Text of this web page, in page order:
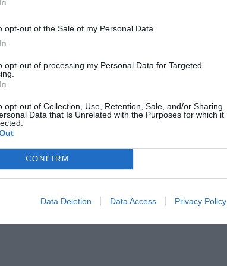
opt-out of the Sale of my Personal Data.
opt-out of processing my Personal Data for Targeted
opt-out of Collection, Use, Retention, Sale, and/or Sharing
Data that Is Unrelated with the Purposes for which it
CONFIRM
Data Deletion Data Access Privacy Policy
en la muy ‘woke’ ciudad de
destrozan una imagen de la Virgen
08/26 11:46